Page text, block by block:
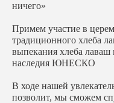
ничего»
Примем участие в
традиционного хлеба
выпекания хлеба лаваш
наследия ЮНЕСКО
В ходе нашей
позволит, мы сможем